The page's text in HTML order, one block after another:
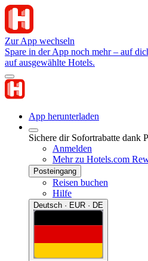
Zur App wechseln
Spare in der App noch mehr – auf
auf ausgewählte Hotels.
App herunterladen
Sichere dir Sofortrabatte dank
Anmelden
Mehr zu Hotels.com
Posteingang
Reisen buchen
Hilfe
Deutsch · EUR · DE